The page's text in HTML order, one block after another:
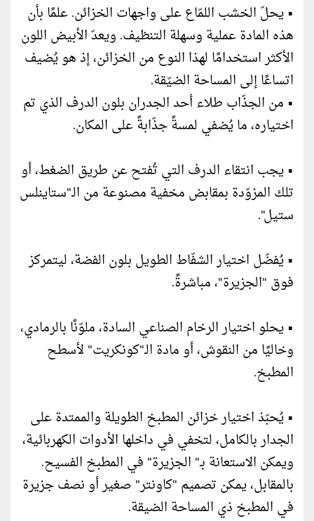
• يحلّ الخشب اللمّاع على واجهات الخزائن. علمًا بأن
هذه المادة عملية وسهلة التنظيف. ويعدّ الأبيض اللون
الأكثر استخدامًا لهذا النوع من الخزائن، إذ هو يُضيف
اتساعًا إلى المساحة الضيّقة.
• من الجذّاب طلاء أحد الجدران بلون الدرف الذي تم
اختياره، ما يُضفي لمسةً جذّابةً على المكان.
• يجب انتقاء الدرف التي تُفتح عن طريق الضغط، أو
تلك المزوّدة بمقابض مخفية مصنوعة من الـ"ستاينلس
ستيل".
• يُفضّل اختيار الشفّاط الطويل بلون الفضة، ليتمركز
فوق "الجزيرة"، مباشرةً.
• يحلو اختيار الرخام الصناعي السادة، ملوّنًا بالرمادي،
وخاليًا من النقوش، أو مادة الـ"كونكريت" لأسطح
المطبخ.
• يُحبّذ اختيار خزائن المطبخ الطويلة والممتدة على
الجدار بالكامل، لتخفي في داخلها الأدوات الكهربائية،
ويمكن الاستعانة بـ" الجزيرة" في المطبخ الفسيح.
بالمقابل، يمكن تصميم "كاونتر" صغير أو نصف جزيرة
في المطبخ ذي المساحة الضيقة.